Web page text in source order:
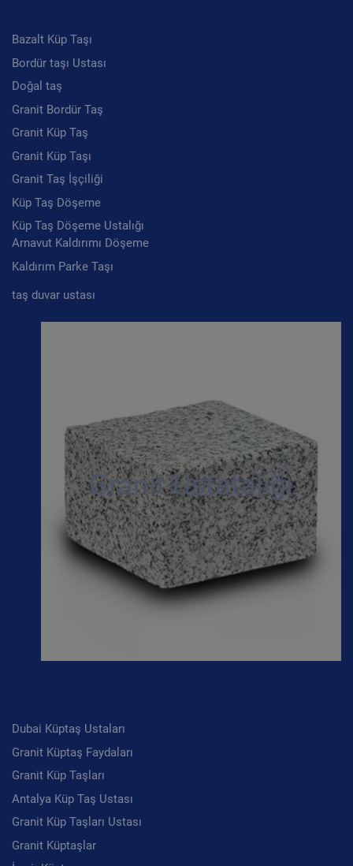
Bazalt Küp Taşı
Bordür taşı Ustası
Doğal taş
Granit Bordür Taş
Granit Küp Taş
Granit Küp Taşı
Granit Taş İşçiliği
Küp Taş Döşeme
Küp Taş Döşeme Ustalığı
Arnavut Kaldırımı Döşeme
Kaldırım Parke Taşı
taş duvar ustası
Granit Ustatalığı
Dubai Küptaş Ustaları
Granit Küptaş Faydaları
Granit Küp Taşları
Antalya Küp Taş Ustası
Granit Küp Taşları Ustası
Granit Küptaşlar